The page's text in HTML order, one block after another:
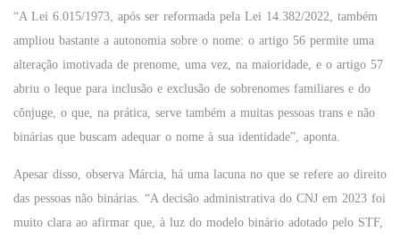
“A Lei 6.015/1973, após ser reformada pela Lei 14.382/2022, também
ampliou bastante a autonomia sobre o nome: o artigo 56 permite uma
alteração imotivada de prenome, uma vez, na maioridade, e o artigo 57
abriu o leque para inclusão e exclusão de sobrenomes familiares e do
cônjuge, o que, na prática, serve também a muitas pessoas trans e não
binárias que buscam adequar o nome à sua identidade”, aponta.
Apesar disso, observa Márcia, há uma lacuna no que se refere ao direito
das pessoas não binárias. “A decisão administrativa do CNJ em 2023 foi
muito clara ao afirmar que, à luz do modelo binário adotado pelo STF,